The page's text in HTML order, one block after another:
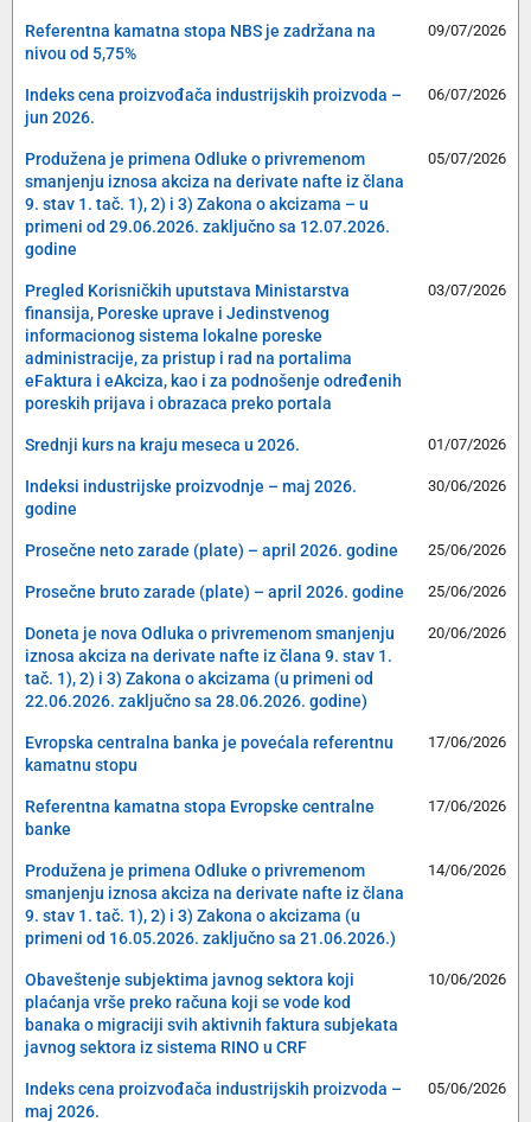
Referentna kamatna stopa NBS je zadržana na
nivou od 5,75%
09/07/2026
Indeks cena proizvođača industrijskih proizvoda –
jun 2026.
06/07/2026
Produžena je primena Odluke o privremenom
smanjenju iznosa akciza na derivate nafte iz člana
9. stav 1. tač. 1), 2) i 3) Zakona o akcizama – u
primeni od 29.06.2026. zaključno sa 12.07.2026.
godine
05/07/2026
Pregled Korisničkih uputstava Ministarstva
finansija, Poreske uprave i Jedinstvenog
informacionog sistema lokalne poreske
administracije, za pristup i rad na portalima
eFaktura i eAkciza, kao i za podnošenje određenih
poreskih prijava i obrazaca preko portala
03/07/2026
Srednji kurs na kraju meseca u 2026. 01/07/2026
Indeksi industrijske proizvodnje – maj 2026.
godine
30/06/2026
Prosečne neto zarade (plate) – april 2026. godine 25/06/2026
Prosečne bruto zarade (plate) – april 2026. godine 25/06/2026
Doneta je nova Odluka o privremenom smanjenju
iznosa akciza na derivate nafte iz člana 9. stav 1.
tač. 1), 2) i 3) Zakona o akcizama (u primeni od
22.06.2026. zaključno sa 28.06.2026. godine)
20/06/2026
Evropska centralna banka je povećala referentnu
kamatnu stopu
17/06/2026
Referentna kamatna stopa Evropske centralne
banke
17/06/2026
Produžena je primena Odluke o privremenom
smanjenju iznosa akciza na derivate nafte iz člana
9. stav 1. tač. 1), 2) i 3) Zakona o akcizama (u
primeni od 16.05.2026. zaključno sa 21.06.2026.)
14/06/2026
Obaveštenje subjektima javnog sektora koji
plaćanja vrše preko računa koji se vode kod
banaka o migraciji svih aktivnih faktura subjekata
javnog sektora iz sistema RINO u CRF
10/06/2026
Indeks cena proizvođača industrijskih proizvoda –
maj 2026.
05/06/2026